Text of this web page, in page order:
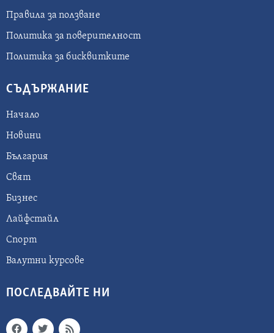
Правила за ползване
Политика за поверителност
Политика за бисквитките
СЪДЪРЖАНИЕ
Начало
Новини
България
Свят
Бизнес
Лайфстайл
Спорт
Валутни курсове
ПОСЛЕДВАЙТЕ НИ